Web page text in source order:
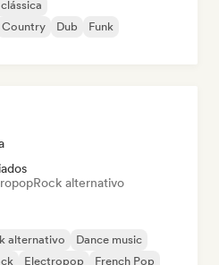
Country Dub
Funk
Rock alternativo
alternativo
Dance music
Electropop French Pop